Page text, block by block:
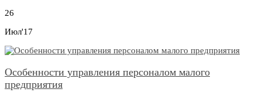
26
Июл'17
Особенности управления персоналом малого
предприятия